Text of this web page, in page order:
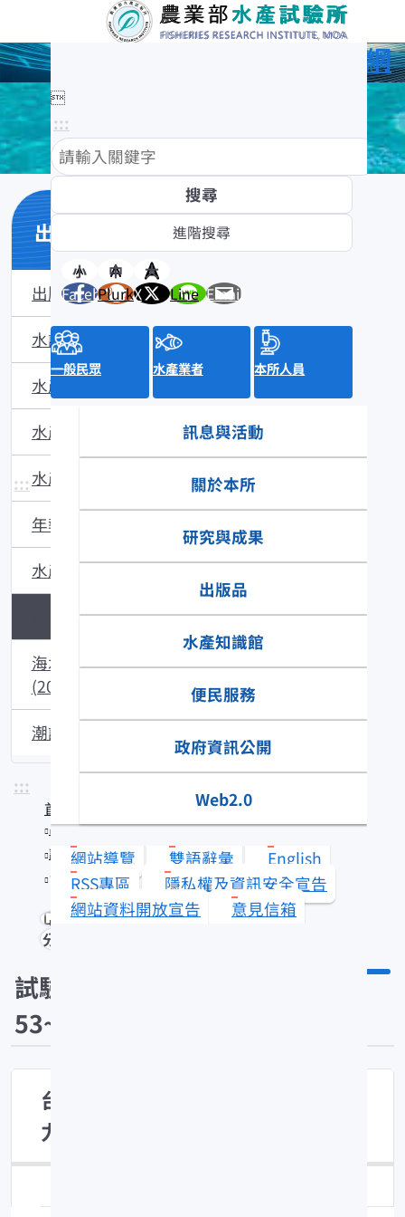
農業部水產試驗所全球資訊網

:::
小 中
大
Facebook
PlurkX Line Email
一般民眾 水產業者 本所人員
訊息與活動
關於本所
研究與成果
出版品
水產知識館
便民服務
政府資訊公開
Web2.0
網站導覽 雙語辭彙
English
RSS專區
隱私權及資訊安全宣告
網站資料開放宣告
意見信箱
:::
出版品
出版品一覽表
水試專訊(2003年創刊)
水產研究(1993年創刊)
水產試驗所特刊
水產試驗所技術手冊
年報
水產養殖魚介類圖說
試驗報告(1953~1991)
海水繁養殖研究
(2003~2006)
潮訊(1989~2002)
:::
首頁
出版品
試驗報告(1953~1991)
台灣海峽產鰆魚的資源研究─漁獲努力情形
分享
試驗報告(19
53~1991)
台灣海峽產鰆魚的資源研究─漁獲努
力情形